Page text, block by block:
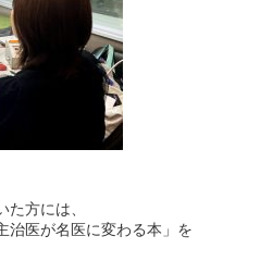
た方には、
治医が名医に変わる本」を